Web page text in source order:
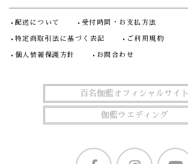
配送について 受付時間・お支払方法
特定商取引法に基づく表記 ご利用規約
個人情報保護方針 お問合わせ
百名伽藍オフィシャルサイト
伽藍ウエディング